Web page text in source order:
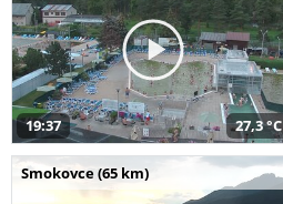
19:37 27,3 °C
Smokovce (65 km)